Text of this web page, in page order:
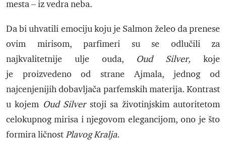
mesta – iz vedra neba.
Da bi uhvatili emociju koju je Salmon želeo da prenese
ovim mirisom, parfimeri su se odlučili za
najkvalitetnije ulje ouda, Oud Silver,koje
je proizvedeno od strane Ajmala, jednog od
najcenjenijih dobavljača parfemskih materija. Kontrast
u kojem Oud Silverstoji sa životinjskim autoritetom
celokupnog mirisa i njegovom elegancijom, ono je što
formira ličnostPlavog Kralja.